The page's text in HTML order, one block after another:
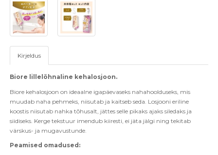
Kirjeldus
Biore lillel õ hnaline kehalosjoon.
Biore kehalosjoon on ideaalne igapäevaseks nahahoolduseks, mis
muudab naha pehmeks, niisutab ja kaitseb seda. Losjooni eriline
koostis niisutab nahka tõhusalt, jättes selle pikaks ajaks siledaks ja
siidiseks. Kerge tekstuur imendub kiiresti, ei jäta jälgi ning tekitab
värskus- ja mugavustunde.
Peamised omadused: